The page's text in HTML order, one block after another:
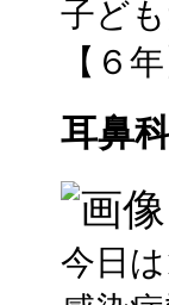
子ど
【６
耳鼻
今日